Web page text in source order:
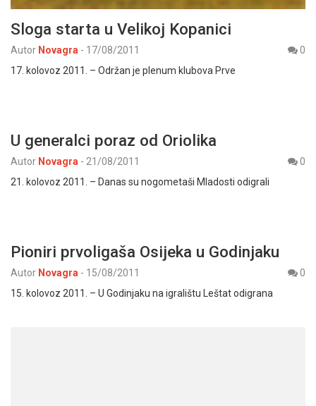
Sloga starta u Velikoj Kopanici
Autor Novagra - 17/08/2011
0
17. kolovoz 2011. – Održan je plenum klubova Prve
U generalci poraz od Oriolika
Autor Novagra - 21/08/2011
0
21. kolovoz 2011. – Danas su nogometaši Mladosti odigrali
Pioniri prvoligaša Osijeka u Godinjaku
Autor Novagra - 15/08/2011
0
15. kolovoz 2011. – U Godinjaku na igralištu Leštat odigrana